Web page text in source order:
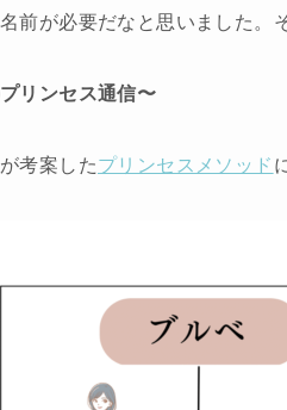
前が必要だなと思いました。
リンセス通信〜
考案したプリンセスメソッド